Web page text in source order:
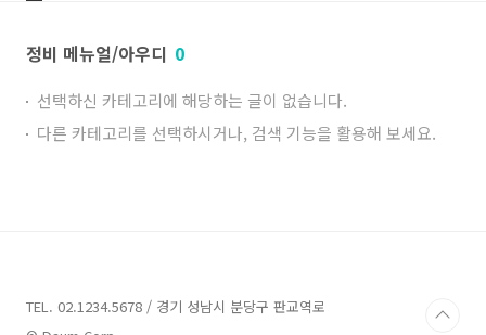
정비 메뉴얼/아우디 0
선택하신 카테고리에 해당하는 글이 없습니다.
다른 카테고리를 선택하시거나, 검색 기능을 활용해 보세요.
TEL. 02.1234.5678 / 경기 성남시 분당구 판교역로